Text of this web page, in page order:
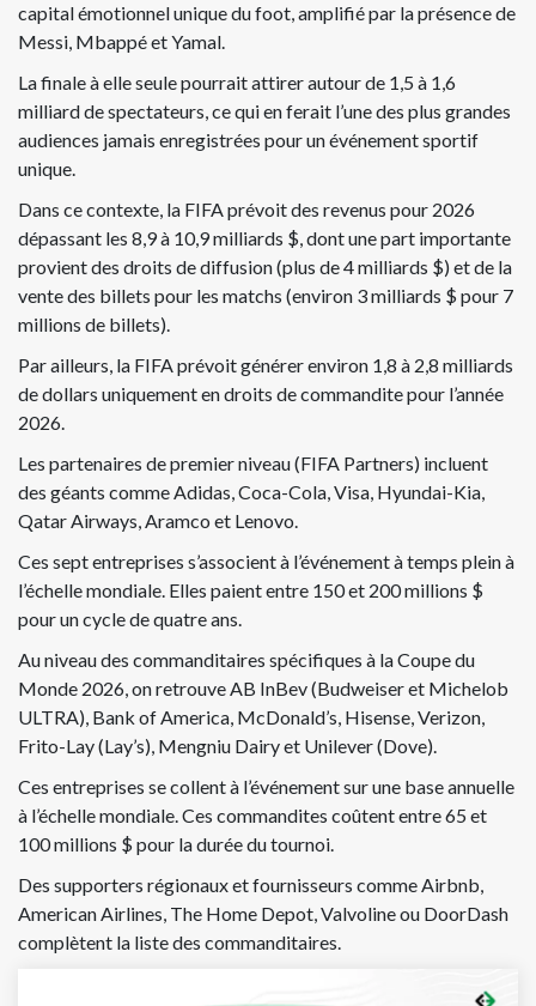
capital émotionnel unique du foot, amplifié par la présence de
Messi, Mbappé et Yamal.
La finale à elle seule pourrait attirer autour de 1,5 à 1,6
milliard de spectateurs, ce qui en ferait l’une des plus grandes
audiences jamais enregistrées pour un événement sportif
unique.
Dans ce contexte, la FIFA prévoit des revenus pour 2026
dépassant les 8,9 à 10,9 milliards $, dont une part importante
provient des droits de diffusion (plus de 4 milliards $) et de la
vente des billets pour les matchs (environ 3 milliards $ pour 7
millions de billets).
Par ailleurs, la FIFA prévoit générer environ 1,8 à 2,8 milliards
de dollars uniquement en droits de commandite pour l’année
2026.
Les partenaires de premier niveau (FIFA Partners) incluent
des géants comme Adidas, Coca-Cola, Visa, Hyundai-Kia,
Qatar Airways, Aramco et Lenovo.
Ces sept entreprises s’associent à l’événement à temps plein à
l’échelle mondiale. Elles paient entre 150 et 200 millions $
pour un cycle de quatre ans.
Au niveau des commanditaires spécifiques à la Coupe du
Monde 2026, on retrouve AB InBev (Budweiser et Michelob
ULTRA), Bank of America, McDonald’s, Hisense, Verizon,
Frito-Lay (Lay’s), Mengniu Dairy et Unilever (Dove).
Ces entreprises se collent à l’événement sur une base annuelle
à l’échelle mondiale. Ces commandites coûtent entre 65 et
100 millions $ pour la durée du tournoi.
Des supporters régionaux et fournisseurs comme Airbnb,
American Airlines, The Home Depot, Valvoline ou DoorDash
complètent la liste des commanditaires.